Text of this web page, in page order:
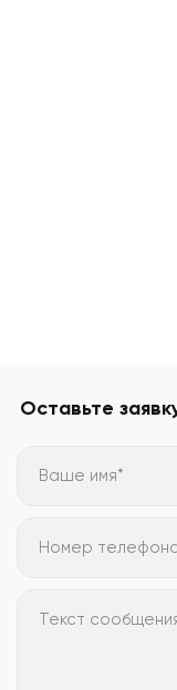
Оставьте
Ваше имя*
Номер
Текст